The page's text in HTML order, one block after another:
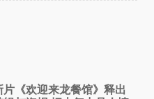
片《欢迎来龙餐馆》释出